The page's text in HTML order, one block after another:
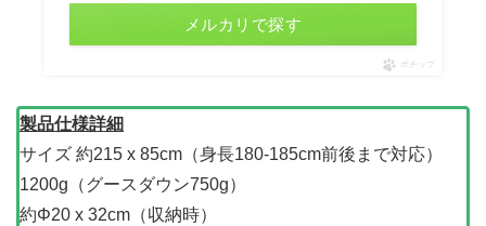
メルカリで探す
ポチップ
製品仕様詳細
サイズ 約215 x 85cm（身長180-185cm前後まで対応）
1200g（グースダウン750g）
約Φ20 x 32cm（収納時）